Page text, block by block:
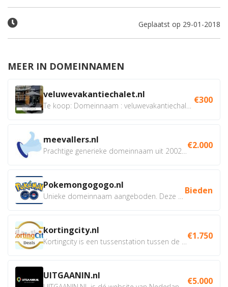
Geplaatst op 29-01-2018
MEER IN DOMEINNAMEN
veluwevakantiechalet.nl €300
meevallers.nl €2.000
Pokemongogogo.nl Bieden
kortingcity.nl €1.750
UITGAANIN.nl €5.000